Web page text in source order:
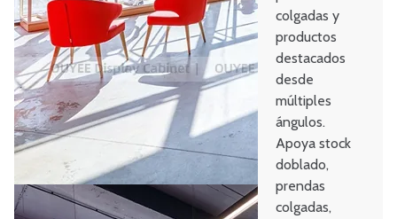
colgadas y
productos
destacados
desde
múltiples
ángulos.
Apoya stock
doblado,
prendas
colgadas,